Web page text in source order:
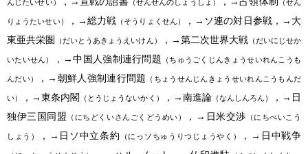
んじたいせい） （せんせんのしょうしょ） （せん
りょうたいせい） ，→総力戦 （そうりょくせん）
，→ソ連の対日参戦，→大
東亜共栄圏
（だいとうあきょうえいけん） ，→第二次世界大戦（だいにじせか
いたいせん） ，→中国人強制連行問題 （ちゅうごくじんきょうせいれんこうも
んだい） ，→朝鮮人強制連行問題 （ちょうせんじんきょうせいれんこうもんだ
い） ，→東条内閣 （とうじょうないかく） ，→南進論（なんしんろん）
，→日
独伊三国同盟
（にちどくいさんごくどうめい） ，→日米交渉 （にちべいこう
しょう） ，→日ソ中立条約 （にっソちゅうりつじょうやく） ，→日中戦争